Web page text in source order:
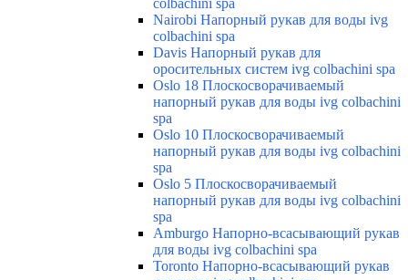
Nairobi Напорный рукав для воды ivg
colbachini spa
Davis Напорный рукав для
оросительных систем ivg colbachini spa
Oslo 18 Плоскосворачиваемый
напорный рукав для воды ivg colbachini
spa
Oslo 10 Плоскосворачиваемый
напорный рукав для воды ivg colbachini
spa
Oslo 5 Плоскосворачиваемый
напорный рукав для воды ivg colbachini
spa
Amburgo Напорно-всасывающий рукав
для воды ivg colbachini spa
Toronto Напорно-всасывающий рукав